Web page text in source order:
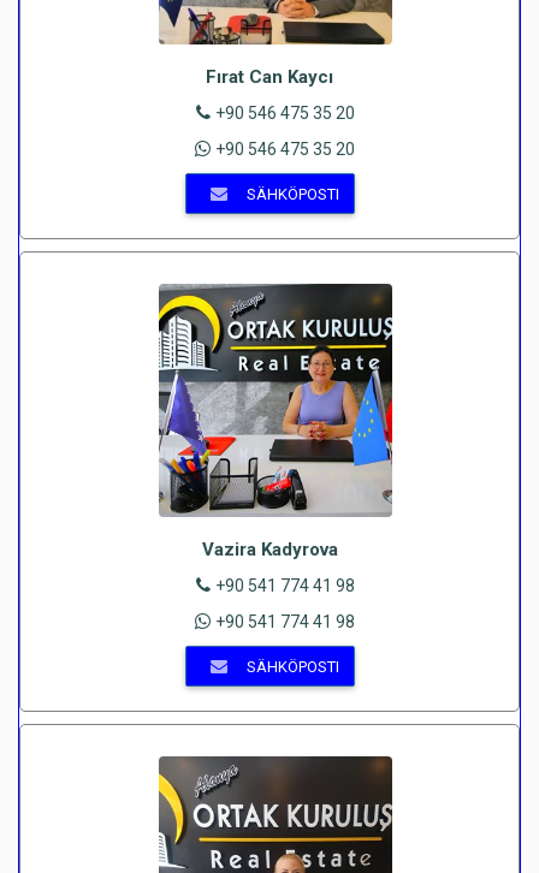
Fırat Can Kaycı
+90 546 475 35 20
+90 546 475 35 20
SÄHKÖPOSTI
Vazira Kadyrova
+90 541 774 41 98
+90 541 774 41 98
SÄHKÖPOSTI